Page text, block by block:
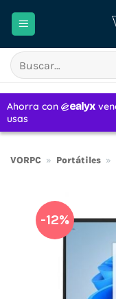
Buscar
por:
VORPC » Portátiles »
-12%